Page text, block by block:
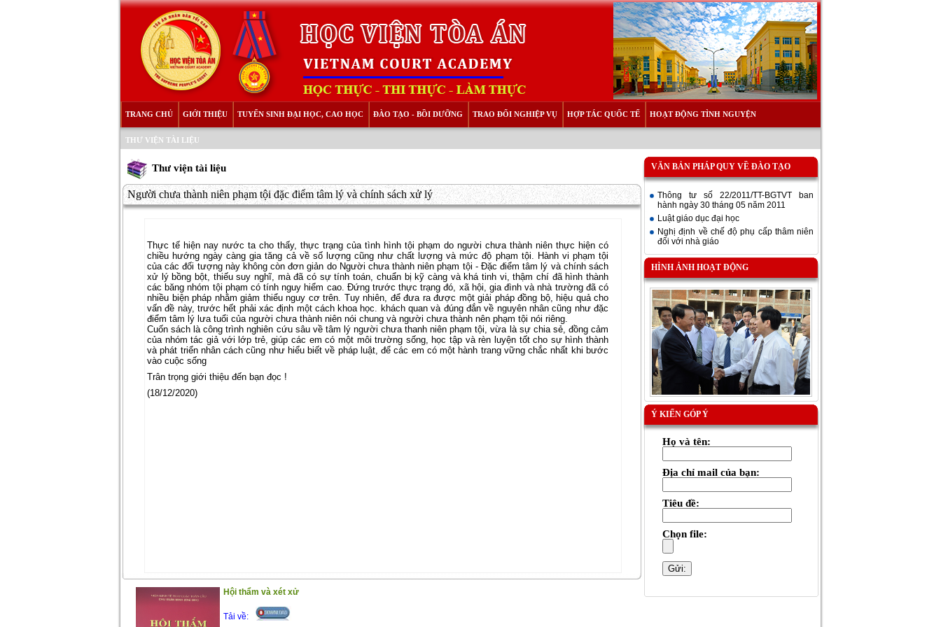
TRANG CHỦ GIỚI THIỆU TUYỂN SINH ĐẠI HỌC, CAO HỌC ĐÀO TẠO - BỒI DƯỠNG TRAO ĐỔI NGHIỆP VỤ HỢP TÁC QUỐC TẾ HOẠT ĐỘNG TÌNH NGUYỆN
THƯ VIỆN TÀI LIỆU
Thư viện tài liệu
Người chưa thành niên phạm tội đặc điểm tâm lý và chính sách xử lý
Thực tế hiện nay nước ta cho thấy, thực trạng của tình hình tội phạm do người chưa thành niên thực hiện có
chiều hướng ngày càng gia tăng cả về số lượng cũng như chất lượng và mức độ phạm tội. Hành vi phạm tội
của các đối tượng này không còn đơn giản do Người chưa thành niên phạm tội - Đặc điểm tâm lý và chính sách
xử lý bồng bột, thiếu suy nghĩ, mà đã có sự tính toán, chuẩn bị kỹ càng và khá tinh vi, thậm chí đã hình thành
các băng nhóm tội phạm có tính nguy hiểm cao. Đứng trước thực trạng đó, xã hội, gia đình và nhà trường đã có
nhiều biện pháp nhằm giảm thiểu nguy cơ trên. Tuy nhiên, để đưa ra được một giải pháp đồng bộ, hiệu quả cho
vấn đề này, trước hết phải xác định một cách khoa học. khách quan và đúng đắn về nguyên nhân cũng như đặc
điểm tâm lý lưa tuổi của người chưa thành niên nói chung và người chưa thành nên phạm tội nói riêng.
Cuốn sách là công trình nghiên cứu sâu về tâm lý người chưa thanh niên phạm tội, vừa là sự chia sẻ, đồng cảm
của nhóm tác giả với lớp trẻ, giúp các em có một môi trường sống, học tập và rèn luyện tốt cho sự hình thành
và phát triển nhân cách cũng như hiểu biết về pháp luật, để các em có một hành trang vững chắc nhất khi bước
vào cuộc sống
Trân trọng giới thiệu đến bạn đọc !
(18/12/2020)
Hội thẩm và xét xử
Tải về:
VĂN BẢN PHÁP QUY VỀ ĐÀO TẠO
Thông tư số 22/2011/TT-BGTVT ban
hành ngày 30 tháng 05 năm 2011
Luật giáo dục đại học
Nghị định về chế độ phụ cấp thâm niên
đối với nhà giáo
HÌNH ẢNH HOẠT ĐỘNG
Ý KIẾN GÓP Ý
Họ và tên:
Địa chỉ mail của bạn:
Tiêu đề:
Chọn file: